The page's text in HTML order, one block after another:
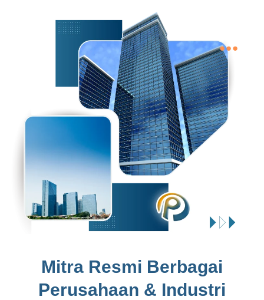
Mitra Resmi Berbagai
Perusahaan & Industri